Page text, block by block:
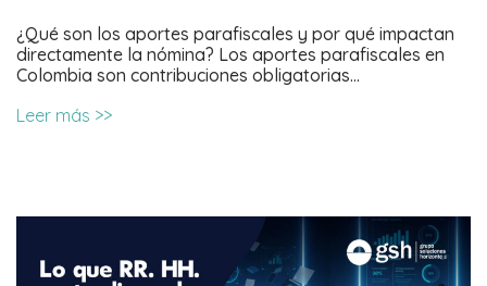
¿Qué son los aportes parafiscales y por qué impactan
directamente la nómina? Los aportes parafiscales en
Colombia son contribuciones obligatorias…
Leer más >>